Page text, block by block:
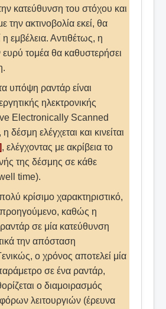
κατεύθυνση του στόχου και
την ακτινοβολία εκεί, θα
η εμβέλεια. Αντιθέτως, η
τομέα θα καθυστερήσει
υπόψη ραντάρ είναι
ηλεκτρονικής
Electronically Scanned
ελέγχεται και κινείται
, ελέγχοντας με ακρίβεια το
της δέσμης σε κάθε
time).
κρίσιμο χαρακτηριστικό,
καθώς η
σε μία κατεύθυνση
την απόσταση
ο χρόνος αποτελεί μία
σε ένα ραντάρ,
ο διαμοιρασμός
λειτουργιών (έρευνα